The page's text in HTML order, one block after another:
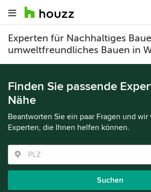
Experten für Nachhaltiges
umweltfreundliches Bauen in
Finden Sie passende
Nähe
Beantworten Sie ein paar Fragen und
Experten, die Ihnen helfen können.
Suchen